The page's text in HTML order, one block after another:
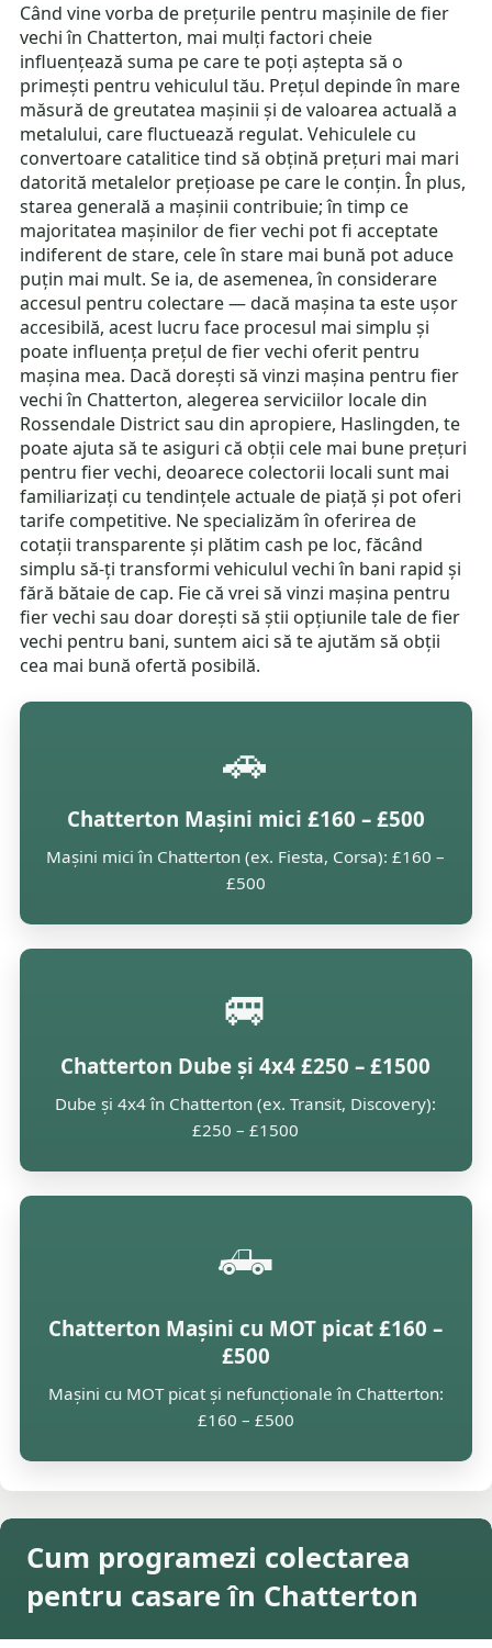
Când vine vorba de prețurile pentru mașinile de fier
vechi în Chatterton, mai mulți factori cheie
influențează suma pe care te poți aștepta să o
primești pentru vehiculul tău. Prețul depinde în mare
măsură de greutatea mașinii și de valoarea actuală a
metalului, care fluctuează regulat. Vehiculele cu
convertoare catalitice tind să obțină prețuri mai mari
datorită metalelor prețioase pe care le conțin. În plus,
starea generală a mașinii contribuie; în timp ce
majoritatea mașinilor de fier vechi pot fi acceptate
indiferent de stare, cele în stare mai bună pot aduce
puțin mai mult. Se ia, de asemenea, în considerare
accesul pentru colectare — dacă mașina ta este ușor
accesibilă, acest lucru face procesul mai simplu și
poate influența prețul de fier vechi oferit pentru
mașina mea. Dacă dorești să vinzi mașina pentru fier
vechi în Chatterton, alegerea serviciilor locale din
Rossendale District sau din apropiere, Haslingden, te
poate ajuta să te asiguri că obții cele mai bune prețuri
pentru fier vechi, deoarece colectorii locali sunt mai
familiarizați cu tendințele actuale de piață și pot oferi
tarife competitive. Ne specializăm în oferirea de
cotații transparente și plătim cash pe loc, făcând
simplu să-ți transformi vehiculul vechi în bani rapid și
fără bătaie de cap. Fie că vrei să vinzi mașina pentru
fier vechi sau doar dorești să știi opțiunile tale de fier
vechi pentru bani, suntem aici să te ajutăm să obții
cea mai bună ofertă posibilă.
🚗
Chatterton Mașini mici £160 – £500
Mașini mici în Chatterton (ex. Fiesta, Corsa): £160 –
£500
🚐
Chatterton Dube și 4x4 £250 – £1500
Dube și 4x4 în Chatterton (ex. Transit, Discovery):
£250 – £1500
🛻
Chatterton Mașini cu MOT picat £160 –
£500
Mașini cu MOT picat și nefuncționale în Chatterton:
£160 – £500
Cum programezi colectarea
pentru casare în Chatterton